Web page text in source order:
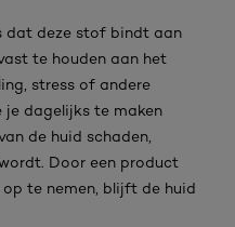
dat deze stof bindt aan
te houden aan het
stress of andere
je dagelijks te maken
de huid schaden,
Door een product
te nemen, blijft de huid